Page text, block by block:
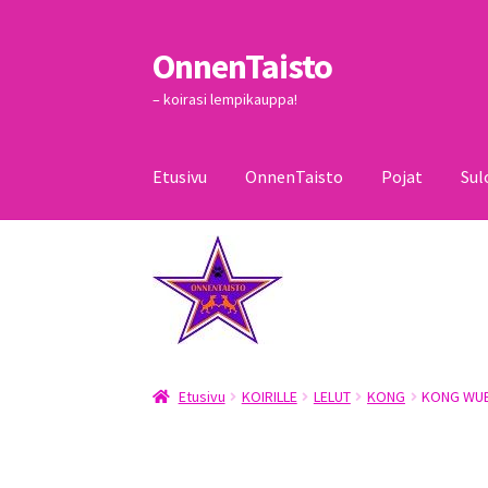
Siirry
navigointiin
Siirry
sisältöön
OnnenTaisto
– koirasi lempikauppa!
Etusivu OnnenTaisto Pojat
Kassa
Etusivu KOIRILLE LELUT KONG KONG